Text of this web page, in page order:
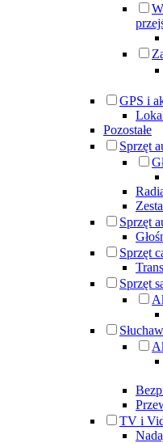
GPS i
Pozostałe
Sprzęt
Sprzęt
Sprzęt
Sprzęt
TV i